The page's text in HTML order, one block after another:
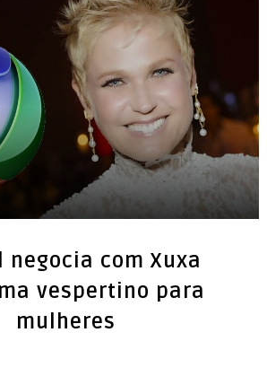
negocia com Xuxa
vespertino para
mulheres